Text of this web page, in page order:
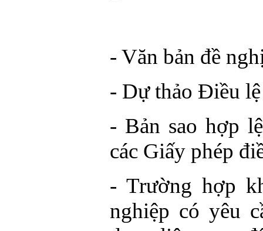
- Văn bản đề
- Dự thảo Điều
- Bản sao hợp
các Giấy phép
- Trường hợp
nghiệp có yêu